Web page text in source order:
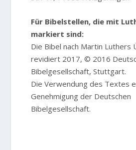
Für Bibelstellen, die mit
markiert sind:
Die Bibel nach Martin Luthers
revidiert 2017, © 2016
Bibelgesellschaft, Stuttgart.
Die Verwendung des Textes
Genehmigung der Deutschen
Bibelgesellschaft.